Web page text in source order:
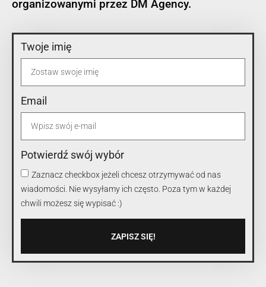
organizowanymi przez DM Agency.
Twoje imię
Email
Potwierdź swój wybór
Zaznacz checkbox jeżeli chcesz otrzymywać od nas
wiadomości. Nie wysyłamy ich często. Poza tym w każdej
chwili możesz się wypisać :)
ZAPISZ SIĘ!